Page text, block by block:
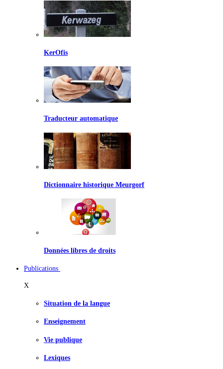
KerOfis
Traducteur automatique
Dictionnaire historique Meurgorf
Données libres de droits
Publications
X
Situation de la langue
Enseignement
Vie publique
Lexiques